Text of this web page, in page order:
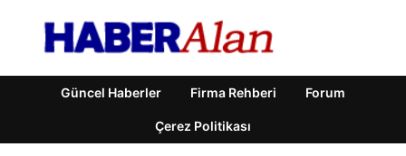
Güncel Haberler Firma Rehberi Forum
Çerez Politikası